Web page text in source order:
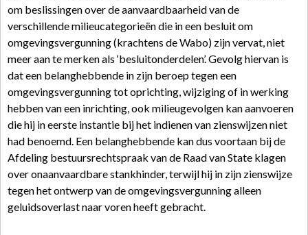
om beslissingen over de aanvaardbaarheid van de
verschillende milieucategorieën die in een besluit om
omgevingsvergunning (krachtens de Wabo) zijn vervat, niet
meer aan te merken als ‘besluitonderdelen’. Gevolg hiervan is
dat een belanghebbende in zijn beroep tegen een
omgevingsvergunning tot oprichting, wijziging of in werking
hebben van een inrichting, ook milieugevolgen kan aanvoeren
die hij in eerste instantie bij het indienen van zienswijzen niet
had benoemd. Een belanghebbende kan dus voortaan bij de
Afdeling bestuursrechtspraak van de Raad van State klagen
over onaanvaardbare stankhinder, terwijl hij in zijn zienswijze
tegen het ontwerp van de omgevingsvergunning alleen
geluidsoverlast naar voren heeft gebracht.